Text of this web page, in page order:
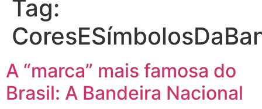
Tag:
A “marca” mais famosa do
Brasil: A Bandeira Nacional